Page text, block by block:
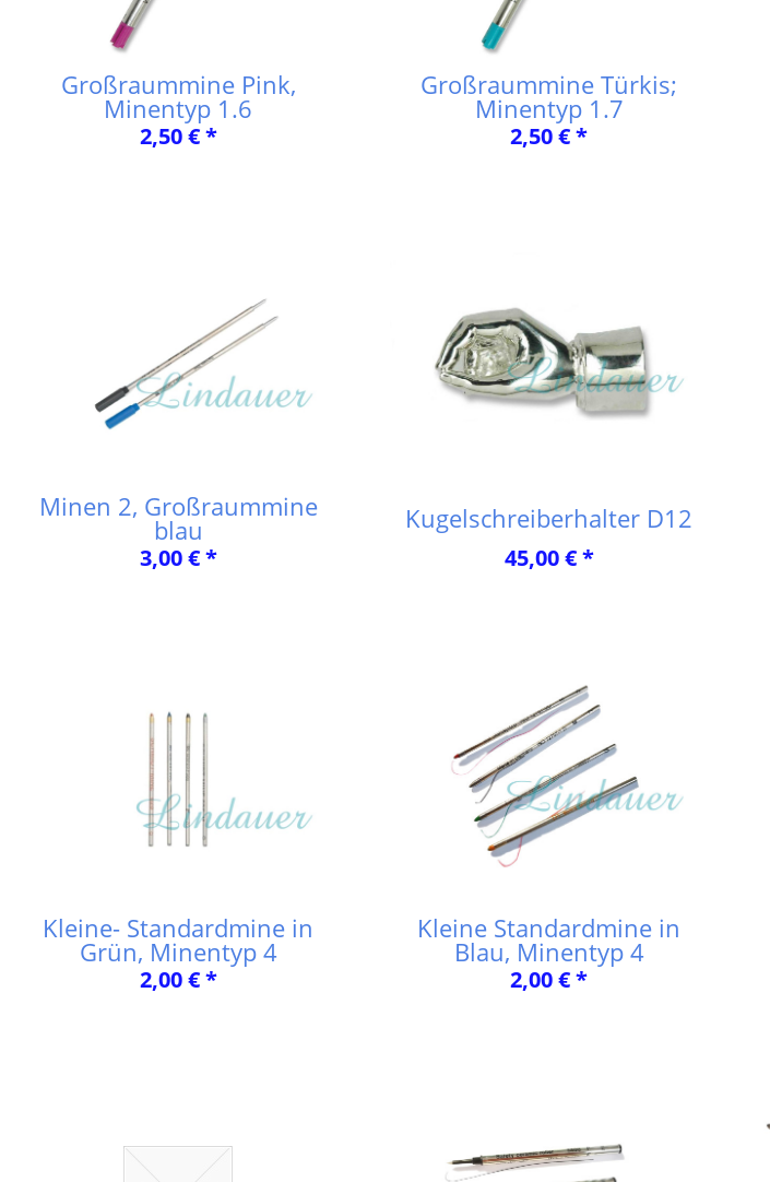
Großraummine Pink,
Minentyp 1.6
2,50 € *
Großraummine Türkis;
Minentyp 1.7
2,50 € *
Minen 2, Großraummine
blau
3,00 € *
Kugelschreiberhalter D12
45,00 € *
Kleine- Standardmine in
Grün, Minentyp 4
2,00 € *
Kleine Standardmine in
Blau, Minentyp 4
2,00 € *